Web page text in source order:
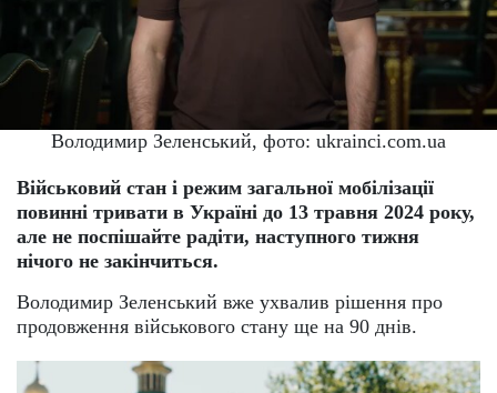
Володимир Зеленський, фото: ukrainci.com.ua
Військовий стан і режим загальної мобілізації
повинні тривати в Україні до 13 травня 2024 року,
але не поспішайте радіти, наступного тижня
нічого не закінчиться.
Володимир Зеленський вже ухвалив рішення про
продовження військового стану ще на 90 днів.